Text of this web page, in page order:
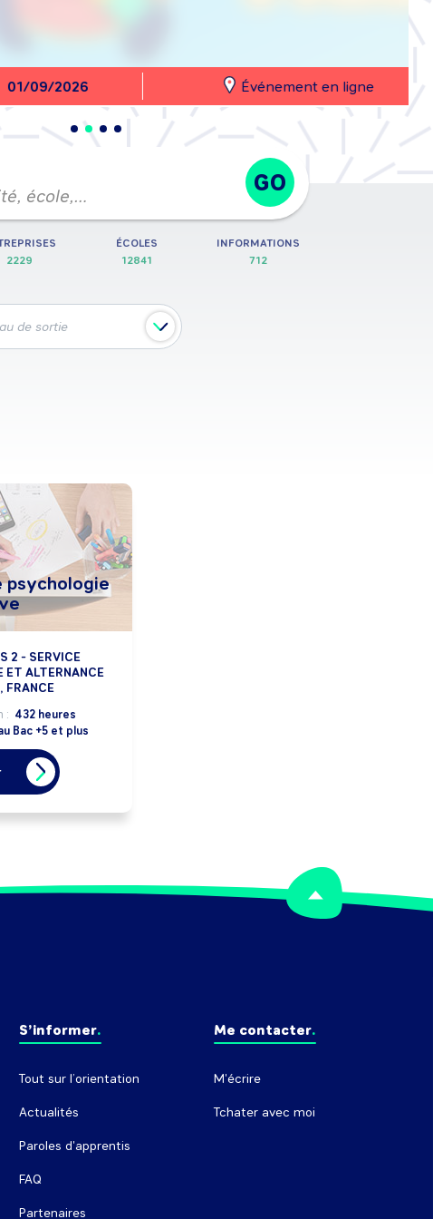
2026 Événement en ligne
école,… GO
2229
ÉCOLES
12841
INFORMATIONS
712
de sortie
psychologie
2 - SERVICE
ALTERNANCE
FRANCE
: 432 heures
Bac +5 et plus
S’informer
Tout sur l’orientation
Actualités
Paroles d'apprentis
FAQ
Partenaires
Me contacter
M'écrire
Tchater avec moi